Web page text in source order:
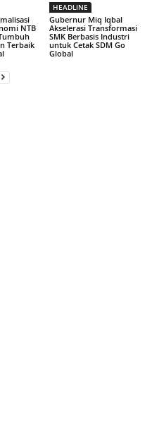
NTB
Terbaik
HEADLINE
Gubernur Miq Iqbal
Akselerasi Transformasi
SMK Berbasis Industri
untuk Cetak SDM Go
Global